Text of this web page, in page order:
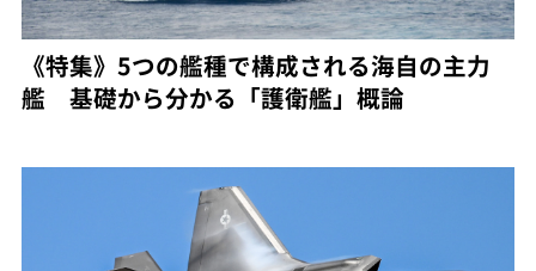
《特集》5つの艦種で構成される海自の主力
艦 基礎から分かる「護衛艦」概論